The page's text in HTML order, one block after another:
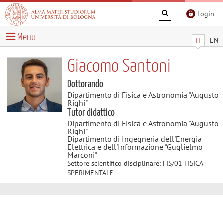
Login
IT EN
Menu
Giacomo Santoni
Dottorando
Dipartimento di Fisica e Astronomia "Augusto
Righi"
Tutor didattico
Dipartimento di Fisica e Astronomia "Augusto
Righi"
Dipartimento di Ingegneria dell'Energia
Elettrica e dell'Informazione "Guglielmo
Marconi"
Settore scientifico disciplinare: FIS/01 FISICA
SPERIMENTALE